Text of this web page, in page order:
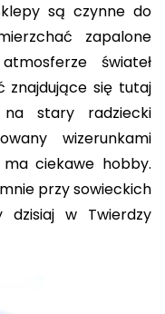
są czynne do
zapalone
świateł
znajdujące się tutaj
stary radziecki
wizerunkami
ma ciekawe hobby.
przy sowieckich
dzisiaj w Twierdzy